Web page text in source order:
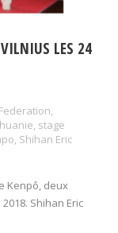
LES 24
,
, stage
, Shihan Eric
Kenpô, deux
Shihan Eric